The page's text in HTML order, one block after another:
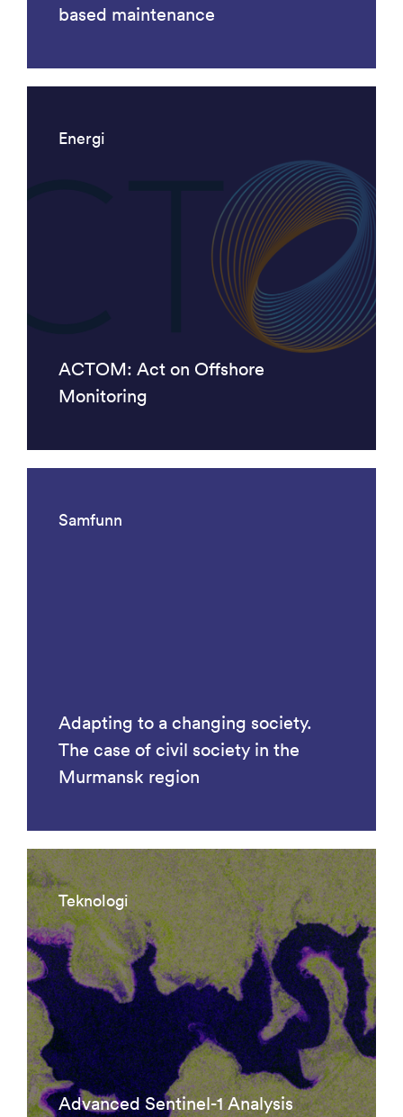
based maintenance
Energi
ACTOM: Act on Offshore
Monitoring
Samfunn
Adapting to a changing society.
The case of civil society in the
Murmansk region
Teknologi
Advanced Sentinel-1 Analysis